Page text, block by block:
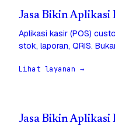
Jasa Bikin
Aplikasi kasir (POS)
stok, laporan, QRIS.
Lihat layanan →
Jasa Bikin Aplikasi